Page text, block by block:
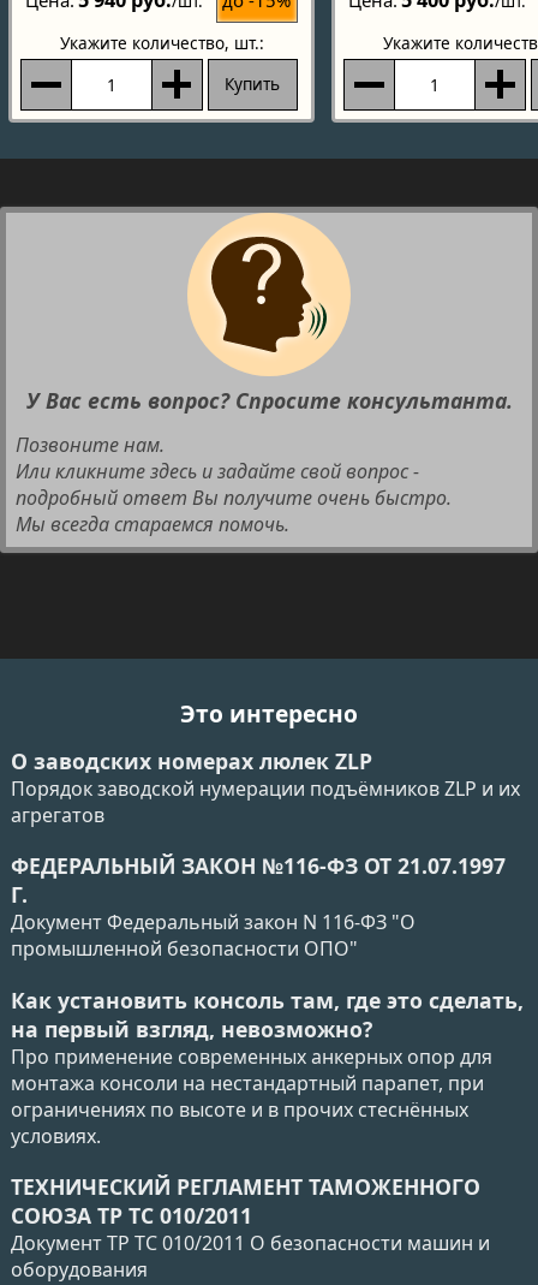
Укажите количество, шт.:
Купить
Укажите
У Вас есть вопрос? Спросите консультанта.
Позвоните нам.
Или кликните здесь и задайте свой вопрос -
подробный ответ Вы получите очень быстро.
Мы всегда стараемся помочь.
Это интересно
О заводских номерах люлек ZLP
Порядок заводской нумерации подъёмников ZLP и их
агрегатов
ФЕДЕРАЛЬНЫЙ ЗАКОН №116-ФЗ ОТ 21.07.1997
Г.
Документ Федеральный закон N 116-ФЗ "О
промышленной безопасности ОПО"
Как установить консоль там, где это сделать,
на первый взгляд, невозможно?
Про применение современных анкерных опор для
монтажа консоли на нестандартный парапет, при
ограничениях по высоте и в прочих стеснённых
условиях.
ТЕХНИЧЕСКИЙ РЕГЛАМЕНТ ТАМОЖЕННОГО
СОЮЗА ТР ТС 010/2011
Документ ТР ТС 010/2011 О безопасности машин и
оборудования